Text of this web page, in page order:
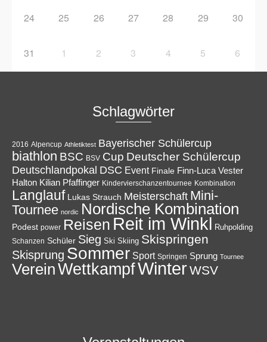
24 25 26 27 28 29 30
31 1 2 3 4 5 6
Schlagwörter
2016 Alpencup Athletiktest Bayerischer Schülercup
biathlon BSC BSV Cup Deutscher Schülercup
Deutschlandpokal DSC Event Finale Finn-Luca Vester
Halton Kilian Pfaffinger Kindervierschanzentournee Kombination
Langlauf Lukas Strauch Meisterschaft Mini-
Tournee nordic Nordische Kombination
Podest power Reisen Reit im Winkl Ruhpolding
Schanzen Schüler Sieg Ski Skiing Skispringen
Skisprung Sommer Sport Springen Sprung Tournee
VereinWettkampfWinterWSV